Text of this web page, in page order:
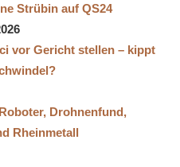
Strübin auf QS24
vor Gericht stellen – kippt
Drohnenfund,
Rheinmetall